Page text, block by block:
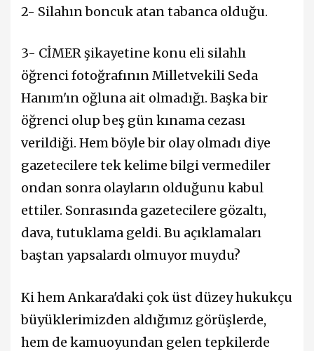
2- Silahın boncuk atan tabanca olduğu.
3- CİMER şikayetine konu eli silahlı
öğrenci fotoğrafının Milletvekili Seda
Hanım'ın oğluna ait olmadığı. Başka bir
öğrenci olup beş gün kınama cezası
verildiği. Hem böyle bir olay olmadı diye
gazetecilere tek kelime bilgi vermediler
ondan sonra olayların olduğunu kabul
ettiler. Sonrasında gazetecilere gözaltı,
dava, tutuklama geldi. Bu açıklamaları
baştan yapsalardı olmuyor muydu?
Ki hem Ankara'daki çok üst düzey hukukçu
büyüklerimizden aldığımız görüşlerde,
hem de kamuoyundan gelen tepkilerde